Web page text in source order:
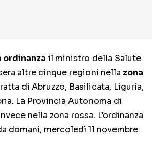
ordinanza il ministro della Salute
altre cinque regioni nella zona
di Abruzzo, Basilicata, Liguria,
La Provincia Autonoma di
nella zona rossa. L’ordinanza
domani, mercoledì 11 novembre.